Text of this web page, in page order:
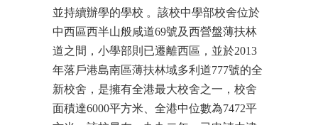
並持續辦學的學校 。該校中學部校舍位於
中西區西半山般咸道69號及西營盤薄扶林
道之間，小學部則已遷離西區，並於2013
年落戶港島南區薄扶林域多利道777號的全
新校舍，是擁有全港最大校舍之一，校舍
面積達6000平方米、全港中位數為7472平